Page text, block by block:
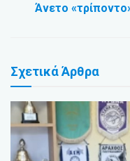
Άνετο
ΣχετικάΆρθρα